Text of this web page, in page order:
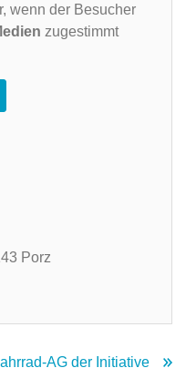
wenn der Besucher
zugestimmt
Porz
AG der Initiative